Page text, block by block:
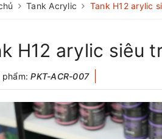
Tank Acrylic Tank H12 arylic
H12 arylic siêu
phẩm:PKT-ACR-007